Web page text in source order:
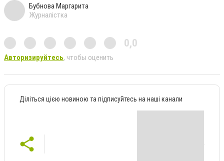
Бубнова Маргарита
Журналістка
0,0
Авторизируйтесь, чтобы оценить
Діліться цією новиною та підписуйтесь на наші канали